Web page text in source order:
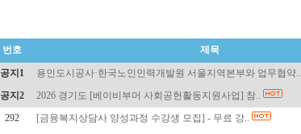
생애 설계 컨설팅
번호 제목
공지1 용인도시공사·한국노인인력개발원 서울지역본부와 업무협약..
공지2
2026 경기도 [베이비부머 사회공헌활동지원사업] 참..
292
[금융복지상담사 양성과정 수강생 모집] - 무료 강..